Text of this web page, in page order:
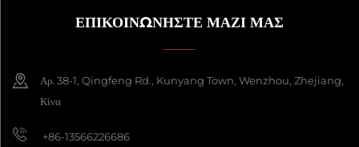
ΕΠΙΚΟΙΝΩΝΗΣΤΕ ΜΑΖΙ ΜΑΣ
Αρ. 38-1, Qingfeng Rd., Kunyang Town, Wenzhou, Zhejiang,
Κίνα
+86-13566226686